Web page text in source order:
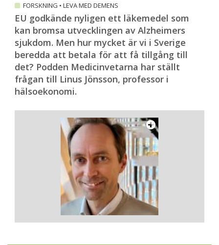
FORSKNING • LEVA MED DEMENS
EU godkände nyligen ett läkemedel som
kan bromsa utvecklingen av Alzheimers
sjukdom. Men hur mycket är vi i Sverige
beredda att betala för att få tillgång till
det? Podden Medicinvetarna har ställt
frågan till Linus Jönsson, professor i
hälsoekonomi.